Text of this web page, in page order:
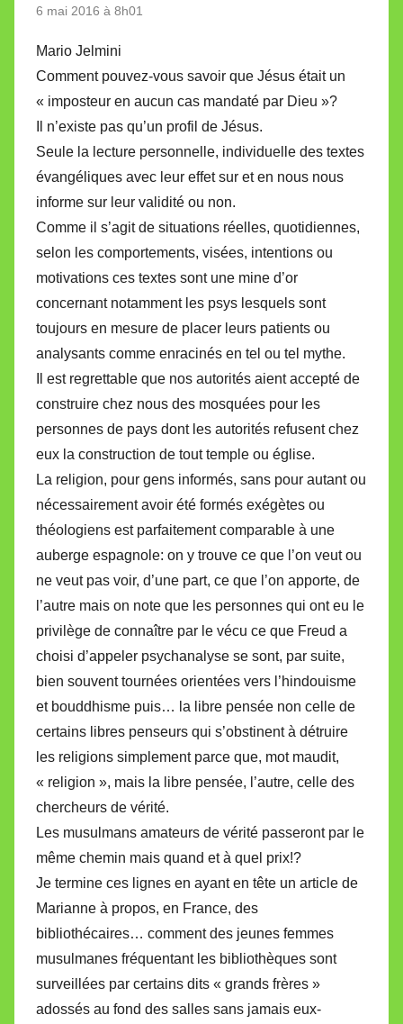
6 mai 2016 à 8h01
Mario Jelmini
Comment pouvez-vous savoir que Jésus était un
« imposteur en aucun cas mandaté par Dieu »?
Il n’existe pas qu’un profil de Jésus.
Seule la lecture personnelle, individuelle des textes
évangéliques avec leur effet sur et en nous nous
informe sur leur validité ou non.
Comme il s’agit de situations réelles, quotidiennes,
selon les comportements, visées, intentions ou
motivations ces textes sont une mine d’or
concernant notamment les psys lesquels sont
toujours en mesure de placer leurs patients ou
analysants comme enracinés en tel ou tel mythe.
Il est regrettable que nos autorités aient accepté de
construire chez nous des mosquées pour les
personnes de pays dont les autorités refusent chez
eux la construction de tout temple ou église.
La religion, pour gens informés, sans pour autant ou
nécessairement avoir été formés exégètes ou
théologiens est parfaitement comparable à une
auberge espagnole: on y trouve ce que l’on veut ou
ne veut pas voir, d’une part, ce que l’on apporte, de
l’autre mais on note que les personnes qui ont eu le
privilège de connaître par le vécu ce que Freud a
choisi d’appeler psychanalyse se sont, par suite,
bien souvent tournées orientées vers l’hindouisme
et bouddhisme puis… la libre pensée non celle de
certains libres penseurs qui s’obstinent à détruire
les religions simplement parce que, mot maudit,
« religion », mais la libre pensée, l’autre, celle des
chercheurs de vérité.
Les musulmans amateurs de vérité passeront par le
même chemin mais quand et à quel prix!?
Je termine ces lignes en ayant en tête un article de
Marianne à propos, en France, des
bibliothécaires… comment des jeunes femmes
musulmanes fréquentant les bibliothèques sont
surveillées par certains dits « grands frères »
adossés au fond des salles sans jamais eux-